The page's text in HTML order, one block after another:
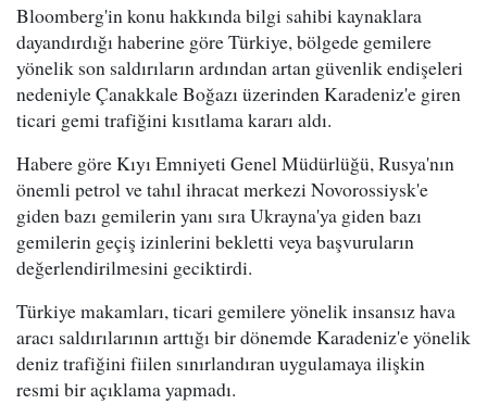
Bloomberg'in konu hakkında bilgi sahibi kaynaklara
dayandırdığı haberine göre Türkiye, bölgede gemilere
yönelik son saldırıların ardından artan güvenlik endişeleri
nedeniyle Çanakkale Boğazı üzerinden Karadeniz'e giren
ticari gemi trafiğini kısıtlama kararı aldı.
Habere göre Kıyı Emniyeti Genel Müdürlüğü, Rusya'nın
önemli petrol ve tahıl ihracat merkezi Novorossiysk'e
giden bazı gemilerin yanı sıra Ukrayna'ya giden bazı
gemilerin geçiş izinlerini bekletti veya başvuruların
değerlendirilmesini geciktirdi.
Türkiye makamları, ticari gemilere yönelik insansız hava
aracı saldırılarının arttığı bir dönemde Karadeniz'e yönelik
deniz trafiğini fiilen sınırlandıran uygulamaya ilişkin
resmi bir açıklama yapmadı.